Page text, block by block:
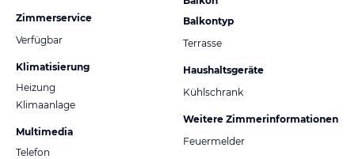
Zimmerservice
Verfügbar
Klimatisierung
Heizung
Klimaanlage
Multimedia
Telefon
Balkontyp
Terrasse
Haushaltsgeräte
Kühlschrank
Weitere Zimmerinformationen
Feuermelder